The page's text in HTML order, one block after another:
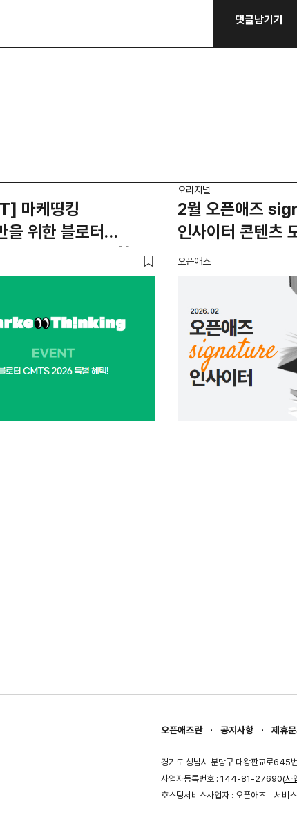
댓글남기기
마케띵킹
을 위한 블로터
특별 혜택 🎁
오리지널
2월 오픈애즈
인사이터 콘텐츠
오픈애즈
오픈애즈란 공지사항 제휴문
경기도 성남시 분당구 대왕판교로645
사업자등록번호 : 144-81-27690(사
호스팅서비스사업자 : 오픈애즈
서비